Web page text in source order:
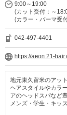
9:00～19:00
(カット受付：～
(カラー・パーマ受
042-497-4401
https://aeon.21-
地元東久留米のアッ
ヘアスタイルやカラ
アのヘッドスパなど
メンズ・学生・キッ